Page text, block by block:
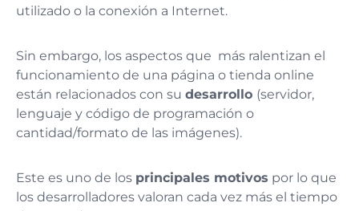
utilizado o la conexión a Internet.
Sin embargo, los aspectos que más ralentizan el
funcionamiento de una página o tienda online
están relacionados con su desarrollo (servidor,
lenguaje y código de programación o
cantidad/formato de las imágenes).
Este es uno de los principales motivos por lo que
los desarrolladores valoran cada vez más el tiempo